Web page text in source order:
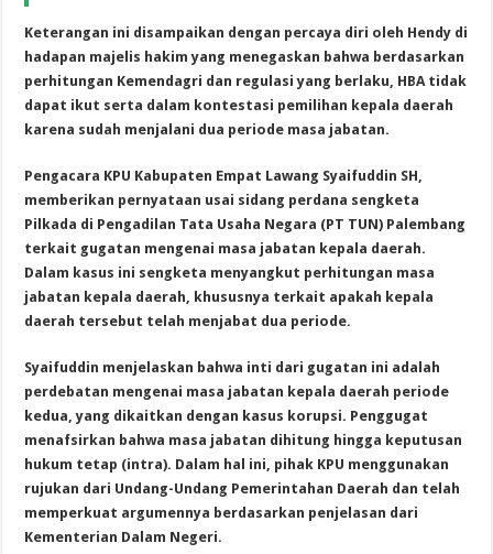
Keterangan ini disampaikan dengan percaya diri oleh Hendy di
hadapan majelis hakim yang menegaskan bahwa berdasarkan
perhitungan Kemendagri dan regulasi yang berlaku, HBA tidak
dapat ikut serta dalam kontestasi pemilihan kepala daerah
karena sudah menjalani dua periode masa jabatan.
Pengacara KPU Kabupaten Empat Lawang Syaifuddin SH,
memberikan pernyataan usai sidang perdana sengketa
Pilkada di Pengadilan Tata Usaha Negara (PT TUN) Palembang
terkait gugatan mengenai masa jabatan kepala daerah.
Dalam kasus ini sengketa menyangkut perhitungan masa
jabatan kepala daerah, khususnya terkait apakah kepala
daerah tersebut telah menjabat dua periode.
Syaifuddin menjelaskan bahwa inti dari gugatan ini adalah
perdebatan mengenai masa jabatan kepala daerah periode
kedua, yang dikaitkan dengan kasus korupsi. Penggugat
menafsirkan bahwa masa jabatan dihitung hingga keputusan
hukum tetap (intra). Dalam hal ini, pihak KPU menggunakan
rujukan dari Undang-Undang Pemerintahan Daerah dan telah
memperkuat argumennya berdasarkan penjelasan dari
Kementerian Dalam Negeri.